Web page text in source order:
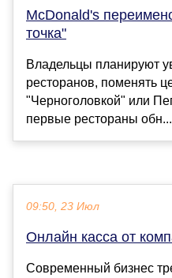
McDonald's
точка"
Владельцы планируют
ресторанов, поменять
"Черноголовкой" или
первые рестораны обн...
09:50, 23 Июл
Онлайн касса от
Современный бизнес